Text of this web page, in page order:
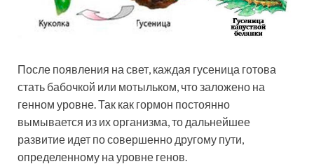
После появления на свет, каждая гусеница готова
стать бабочкой или мотыльком, что заложено на
генном уровне. Так как гормон постоянно
вымывается из их организма, то дальнейшее
развитие идет по совершенно другому пути,
определенному на уровне генов.